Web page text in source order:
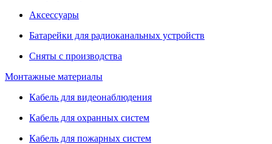
Аксессуары
Батарейки для радиоканальных устройств
Сняты с производства
Монтажные материалы
Кабель для видеонаблюдения
Кабель для охранных систем
Кабель для пожарных систем